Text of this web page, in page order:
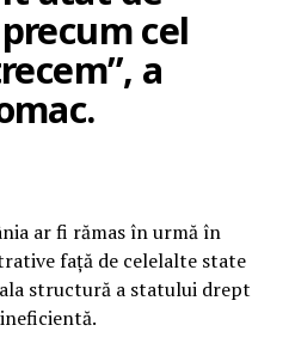
cel
a
ar fi rămas în urmă în
față de celelalte state
structură a statului drept